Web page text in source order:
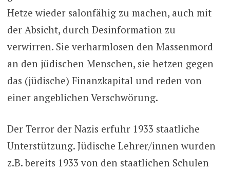
Hetze wieder salonfähig zu machen, auch mit
der Absicht, durch Desinformation zu
verwirren. Sie verharmlosen den Massenmord
an den jüdischen Menschen, sie hetzen gegen
das (jüdische) Finanzkapital und reden von
einer angeblichen Verschwörung.
Der Terror der Nazis erfuhr 1933 staatliche
Unterstützung. Jüdische Lehrer/innen wurden
z.B. bereits 1933 von den staatlichen Schulen